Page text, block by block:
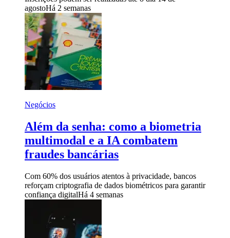
agostoHá 2 semanas
Negócios
Além da senha: como a biometria
multimodal e a IA combatem
fraudes bancárias
Com 60% dos usuários atentos à privacidade, bancos
reforçam criptografia de dados biométricos para garantir
confiança digitalHá 4 semanas